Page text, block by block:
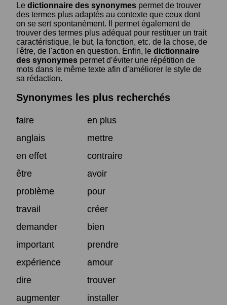
Le dictionnaire des synonymes permet de trouver
des termes plus adaptés au contexte que ceux dont
on se sert spontanément. Il permet également de
trouver des termes plus adéquat pour restituer un trait
caractéristique, le but, la fonction, etc. de la chose, de
l'être, de l'action en question. Enfin, le dictionnaire
des synonymes permet d’éviter une répétition de
mots dans le même texte afin d’améliorer le style de
sa rédaction.
Synonymes les plus recherchés
faire
en plus
anglais
mettre
en effet
contraire
être
avoir
problème
pour
travail
créer
demander
bien
important
prendre
expérience
amour
dire
trouver
augmenter
installer